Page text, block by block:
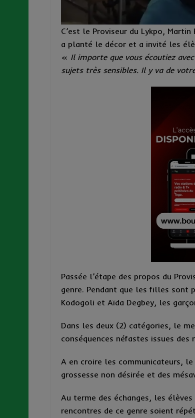
C’est le Proviseur du Lykpo,
a planté le décor et a invité les
« Il importe que vous écoutiez
sujets très sensibles. Il y va de
Passée l’étape des propos du
genre. Pendant que les filles sont
Kodogoli et Aïda Degbey, les
Dans les deux (2) catégories, le
conséquences néfastes issues
A en croire les communicateurs,
grossesse non désirée et des
Au terme des échanges, les
rencontres de ce genre soient